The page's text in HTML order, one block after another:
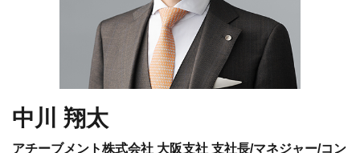
中川 翔太
アチーブメント株式会社 大阪支社 支社長/マネジャー/コン